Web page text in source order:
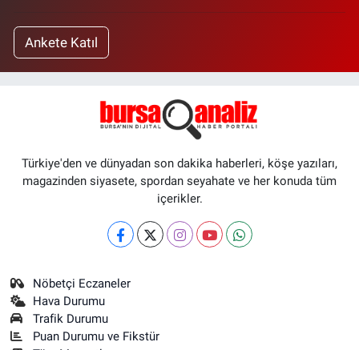
Ankete Katıl
Türkiye'den ve dünyadan son dakika haberleri, köşe yazıları,
magazinden siyasete, spordan seyahate ve her konuda tüm
içerikler.
Nöbetçi Eczaneler
Hava Durumu
Trafik Durumu
Puan Durumu ve Fikstür